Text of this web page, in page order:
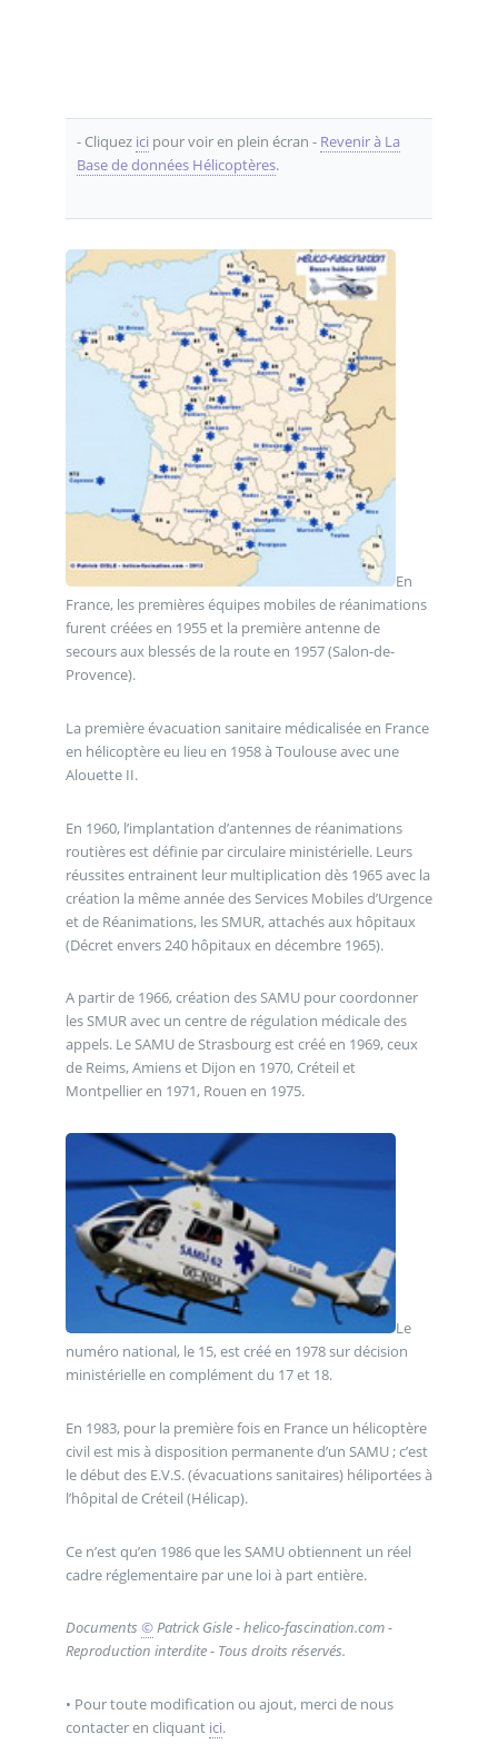
- Cliquez ici pour voir en plein écran - Revenir à La
Base de données Hélicoptères.
En
France, les premières équipes mobiles de réanimations
furent créées en 1955 et la première antenne de
secours aux blessés de la route en 1957 (Salon-de-
Provence).
La première évacuation sanitaire médicalisée en France
en hélicoptère eu lieu en 1958 à Toulouse avec une
Alouette II.
En 1960, l’implantation d’antennes de réanimations
routières est définie par circulaire ministérielle. Leurs
réussites entrainent leur multiplication dès 1965 avec la
création la même année des Services Mobiles d’Urgence
et de Réanimations, les SMUR, attachés aux hôpitaux
(Décret envers 240 hôpitaux en décembre 1965).
A partir de 1966, création des SAMU pour coordonner
les SMUR avec un centre de régulation médicale des
appels. Le SAMU de Strasbourg est créé en 1969, ceux
de Reims, Amiens et Dijon en 1970, Créteil et
Montpellier en 1971, Rouen en 1975.
Le
numéro national, le 15, est créé en 1978 sur décision
ministérielle en complément du 17 et 18.
En 1983, pour la première fois en France un hélicoptère
civil est mis à disposition permanente d’un SAMU ; c’est
le début des E.V.S. (évacuations sanitaires) héliportées à
l’hôpital de Créteil (Hélicap).
Ce n’est qu’en 1986 que les SAMU obtiennent un réel
cadre réglementaire par une loi à part entière.
Documents ©Patrick Gisle - helico-fascination.com -
Reproduction interdite - Tous droits réservés.
• Pour toute modification ou ajout, merci de nous
contacter en cliquant ici.